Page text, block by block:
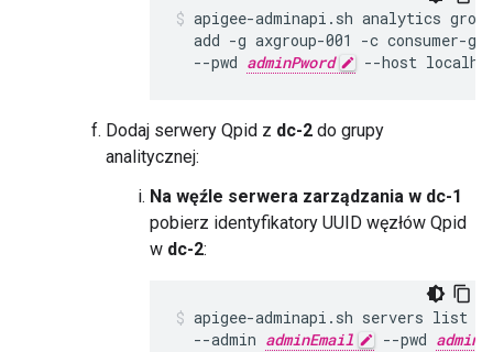
apigee-adminapi.sh analytics
add -g axgroup-001 -c consumer-
  --pwd
adminPword --host
Dodaj serwery Qpid z dc-2 do grupy
analitycznej:
Na węźle serwera zarządzania w dc-1
pobierz identyfikatory UUID węzłów Qpid
w dc-2:
apigee-adminapi.sh servers list
  --admin
adminEmail --pwd